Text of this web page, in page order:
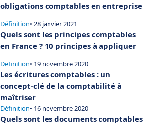
obligations comptables en entreprise
Définition• 28 janvier 2021
Quels sont les principes comptables
en France ? 10 principes à appliquer
Définition• 19 novembre 2020
Les écritures comptables : un
concept-clé de la comptabilité à
maîtriser
Définition• 16 novembre 2020
Quels sont les documents comptables